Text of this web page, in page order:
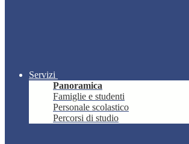
Servizi
Panoramica
Famiglie e studenti
Personale scolastico
Percorsi di studio